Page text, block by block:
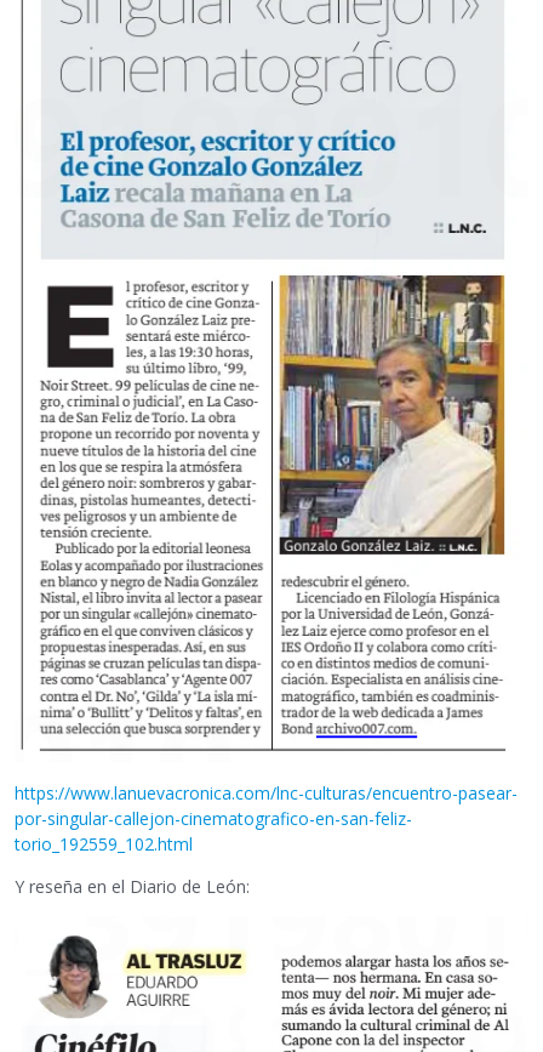
https://www.lanuevacronica.com/lnc-culturas/encuentro-pasear-
por-singular-callejon-cinematografico-en-san-feliz-
torio_192559_102.html
Y reseña en el Diario de León: